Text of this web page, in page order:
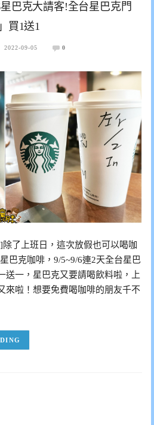
巴克大請客!全台星巴克門
買1送1
2022-09-05 0
了上班日，這次放假也可以喝咖
巴克咖啡，9/5~9/6連2天全台星巴
送一，星巴克又要請喝飲料啦，上
來啦！想要免費喝咖啡的朋友千不